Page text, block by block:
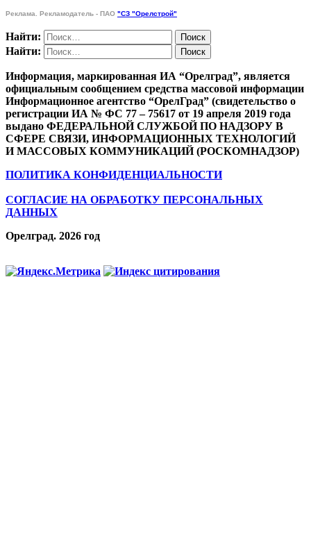
Реклама. Рекламодатель - ПАО "СЗ "Орелстрой"
Найти:
Найти:
Информация, маркированная ИА “Орелград”, является
официальным сообщением средства массовой информации
Информационное агентство “ОрелГрад” (свидетельство о
регистрации ИА № ФС 77 – 75617 от 19 апреля 2019 года
выдано ФЕДЕРАЛЬНОЙ СЛУЖБОЙ ПО НАДЗОРУ В
СФЕРЕ СВЯЗИ, ИНФОРМАЦИОННЫХ ТЕХНОЛОГИЙ
И МАССОВЫХ КОММУНИКАЦИЙ (РОСКОМНАДЗОР)
ПОЛИТИКА КОНФИДЕНЦИАЛЬНОСТИ
СОГЛАСИЕ НА ОБРАБОТКУ ПЕРСОНАЛЬНЫХ
ДАННЫХ
Орелград. 2026 год